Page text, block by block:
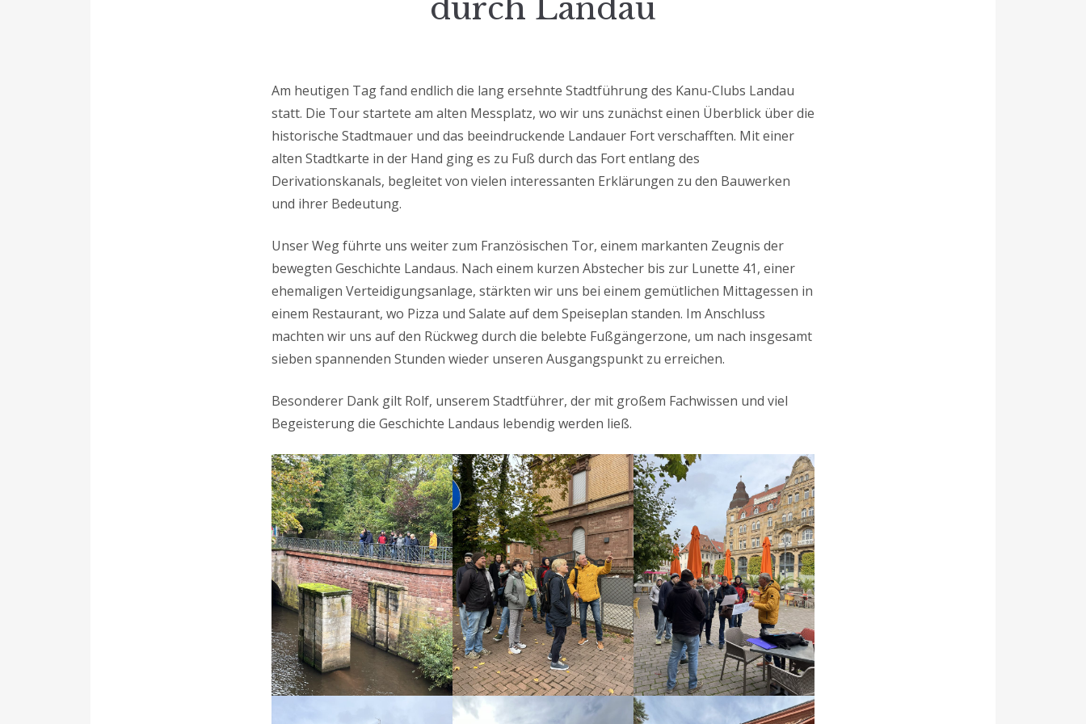
durch Landau
Am heutigen Tag fand endlich die lang ersehnte Stadtführung des Kanu-Clubs Landau
statt. Die Tour startete am alten Messplatz, wo wir uns zunächst einen Überblick über die
historische Stadtmauer und das beeindruckende Landauer Fort verschafften. Mit einer
alten Stadtkarte in der Hand ging es zu Fuß durch das Fort entlang des
Derivationskanals, begleitet von vielen interessanten Erklärungen zu den Bauwerken
und ihrer Bedeutung.
Unser Weg führte uns weiter zum Französischen Tor, einem markanten Zeugnis der
bewegten Geschichte Landaus. Nach einem kurzen Abstecher bis zur Lunette 41, einer
ehemaligen Verteidigungsanlage, stärkten wir uns bei einem gemütlichen Mittagessen in
einem Restaurant, wo Pizza und Salate auf dem Speiseplan standen. Im Anschluss
machten wir uns auf den Rückweg durch die belebte Fußgängerzone, um nach insgesamt
sieben spannenden Stunden wieder unseren Ausgangspunkt zu erreichen.
Besonderer Dank gilt Rolf, unserem Stadtführer, der mit großem Fachwissen und viel
Begeisterung die Geschichte Landaus lebendig werden ließ.